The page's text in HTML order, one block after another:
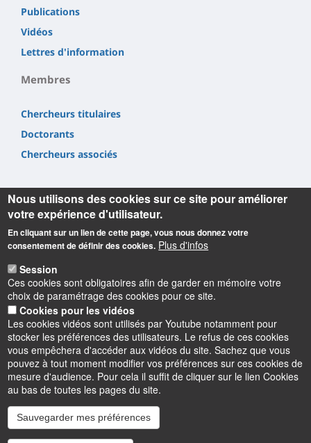
Publications
Vidéos
Lettres d'information
Membres
Chercheurs titulaires
Doctorants
Chercheurs associés
Informations
Laboratoire Rémélice
Réception et Médiation de Littératures et de Cultures
Etrangères et comparées
UFR Collegium Lettres, Langues et Sciences Humaines
10 rue de Tours
BP 46527 - 45065 Orléans cedex 2
InstagramLinkedInYoutube
Nous utilisons des cookies sur ce site pour améliorer
votre expérience d'utilisateur.
En cliquant sur un lien de cette page, vous nous donnez votre
consentement de définir des cookies. Plus d'infos
Session
Ces cookies sont obligatoires afin de garder en mémoire votre
choix de paramétrage des cookies pour ce site.
Cookies pour les vidéos
Les cookies vidéos sont utilisés par Youtube notamment pour
stocker les préférences des utilisateurs. Le refus de ces cookies
vous empêchera d'accéder aux vidéos du site. Sachez que vous
pouvez à tout moment modifier vos préférences sur ces cookies de
mesure d'audience. Pour cela il suffit de cliquer sur le lien Cookies
au bas de toutes les pages du site.
Sauvegarder mes préférences